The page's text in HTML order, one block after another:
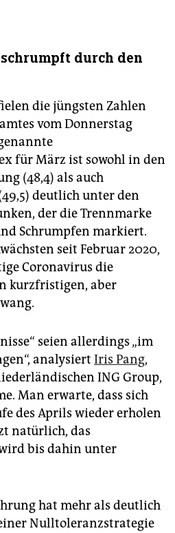
durch den
die jüngsten Zahlen
vom Donnerstag
für März ist sowohl in den
(48,4) als auch
deutlich unter den
der die Trennmarke
Schrumpfen markiert.
seit Februar 2020,
Coronavirus die
kurzfristigen, aber
seien allerdings „im
analysiert Iris Pang,
ING Group,
Man erwarte, dass sich
des Aprils wieder erholen
natürlich, das
bis dahin unter
hat mehr als deutlich
Nulltoleranzstrategie